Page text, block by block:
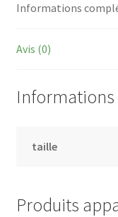
Informations
Avis (0)
taille
Produits